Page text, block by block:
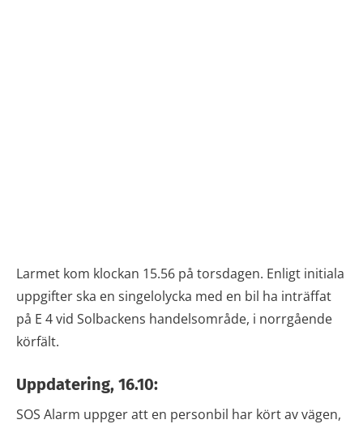
Larmet kom klockan 15.56 på torsdagen. Enligt initiala
uppgifter ska en singelolycka med en bil ha inträffat
på E 4 vid Solbackens handelsområde, i norrgående
körfält.
Uppdatering, 16.10:
SOS Alarm uppger att en personbil har kört av vägen,